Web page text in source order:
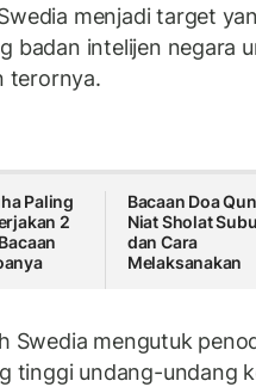
menjadi target
badan intelijen negara
terornya.
Paling
2
Bacaan Doa
Niat Sholat
dan Cara
Melaksanakan
Swedia mengutuk
tinggi undang-undang